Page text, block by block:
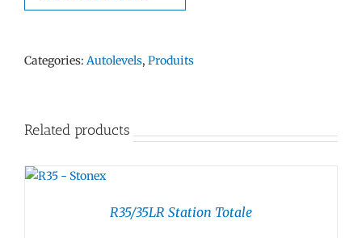
Categories: Autolevels, Produits
Related products
R35/35LR Station Totale